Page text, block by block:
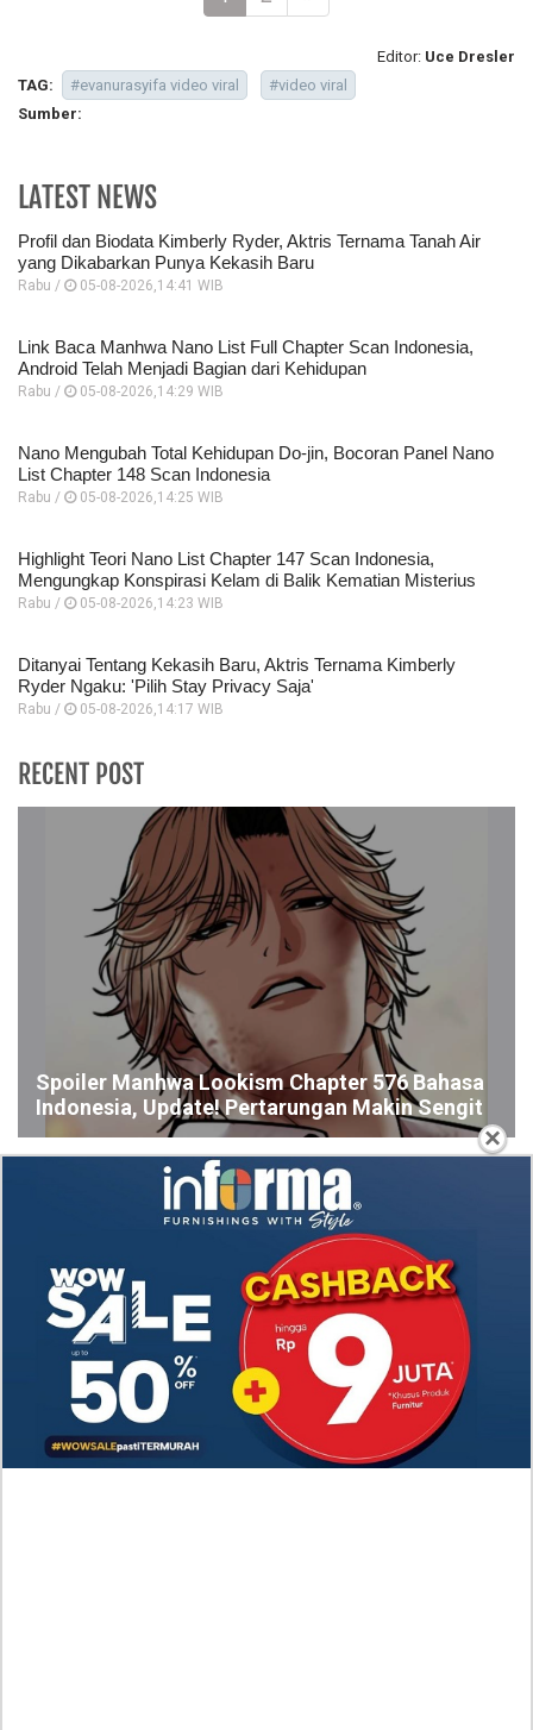
×
Editor: Uce Dresler
TAG:
#evanurasyifa video viral
#video viral
Sumber:
LATEST NEWS
Profil dan Biodata Kimberly Ryder, Aktris Ternama Tanah Air
yang Dikabarkan Punya Kekasih Baru
Rabu / 05-08-2026,14:41 WIB
Link Baca Manhwa Nano List Full Chapter Scan Indonesia,
Android Telah Menjadi Bagian dari Kehidupan
Rabu / 05-08-2026,14:29 WIB
Nano Mengubah Total Kehidupan Do-jin, Bocoran Panel Nano
List Chapter 148 Scan Indonesia
Rabu / 05-08-2026,14:25 WIB
Highlight Teori Nano List Chapter 147 Scan Indonesia,
Mengungkap Konspirasi Kelam di Balik Kematian Misterius
Rabu / 05-08-2026,14:23 WIB
Ditanyai Tentang Kekasih Baru, Aktris Ternama Kimberly
Ryder Ngaku: 'Pilih Stay Privacy Saja'
Rabu / 05-08-2026,14:17 WIB
RECENT POST
Spoiler Manhwa Lookism Chapter 576 Bahasa
Indonesia, Update! Pertarungan Makin Sengit
Spoiler Update! Manhwa Eleceed Chapter 371
Bahasa Indonesia, Situasi yang Makin Kacau
Nonton Drama A Hundred Memories (2025) Episode
7-8 Subtitle Indonesia, Kisah Persahabatan Hingga
Cinta Segitiga
Link Nonton Walking on Thin Ice (2025) Episoe 5-6
SUB INDO, Gratis! Kang Eun Su Nekat dengan
Keputusannya